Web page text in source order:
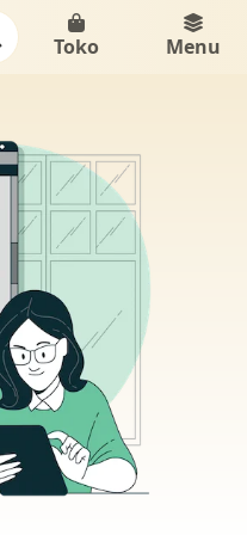
Toko Menu